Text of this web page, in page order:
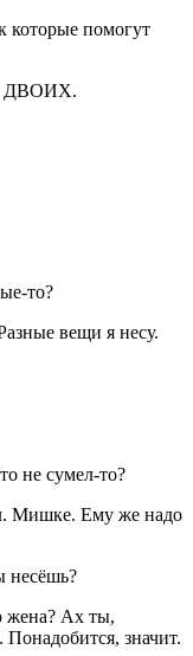
которые помогут
то?
вещи я несу.
не сумел-то?
Мишке. Ему же надо
несёшь?
жена? Ах ты,
значит.